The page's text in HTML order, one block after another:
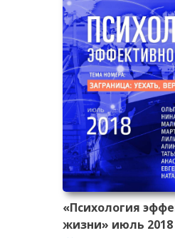
«Психология
жизни» июль 2018